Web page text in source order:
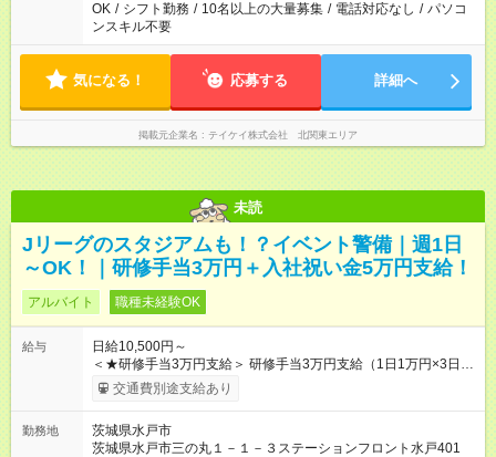
OK / シフト勤務 / 10名以上の大量募集 / 電話対応なし / パソコ
ンスキル不要
気になる！ 応募する 詳細へ
掲載元企業名 テイケイ株式会社 北関東エリア
未読
Jリーグのスタジアムも！？イベント警備｜週1日
～OK！｜研修手当3万円＋入社祝い金5万円支給！
アルバイト 職種未経験OK
給与
日給10,500円～
＜★研修手当3万円支給＞ 研修手当3万円支給（1日1万円×3日）
法定研修2万7000円(3日間21h)＋食事手当3000円(1日あたり
1000円) ※1勤務終了後、火曜〆翌週水曜支給 ＜★入社祝い金
万円 ※勤務分の給料と一緒に給与支払日に振込 【試用期間】試
用期間あり 試用期間の長さ：2週間 雇用形態、給与は本採用時
交通費別途支給あり
勤務地
茨城県水戸市
茨城県水戸市三の丸１－１－３ステーションフロント水戸401